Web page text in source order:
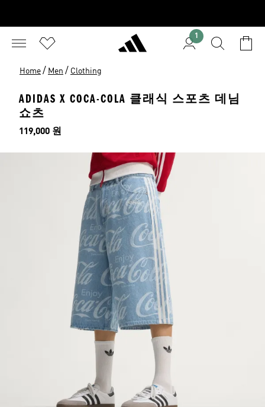
1
Home / Men / Clothing
ADIDAS X COCA-COLA 클래식 스포츠 데님
쇼츠
가격
119,000 원